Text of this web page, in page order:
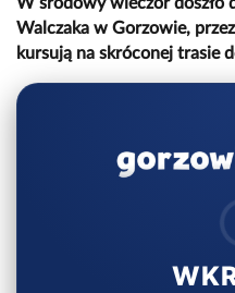
Walczaka w Gorzowie,
kursują na skróconej trasie